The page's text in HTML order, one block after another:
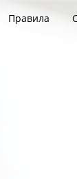
Правила